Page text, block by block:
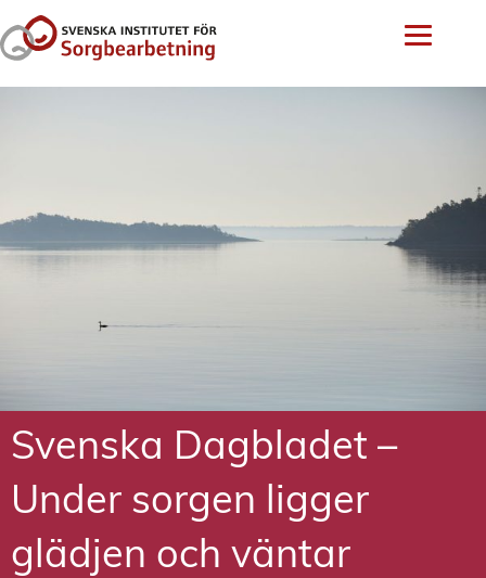
Svenska Dagbladet –
Under sorgen ligger
glädjen och väntar